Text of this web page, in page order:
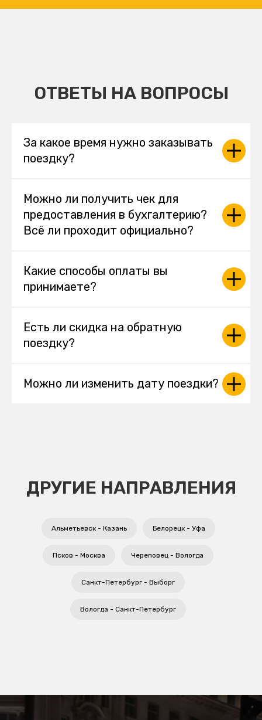
ОТВЕТЫ НА ВОПРОСЫ
За какое время нужно заказывать
поездку?
Можно ли получить чек для
предоставления в бухгалтерию?
Всё ли проходит официально?
Какие способы оплаты вы
принимаете?
Есть ли скидка на обратную
поездку?
Можно ли изменить дату поездки?
ДРУГИЕ НАПРАВЛЕНИЯ
Альметьевск - Казань Белорецк - Уфа
Псков - Москва Череповец - Вологда
Санкт-Петербург - Выборг
Вологда - Санкт-Петербург